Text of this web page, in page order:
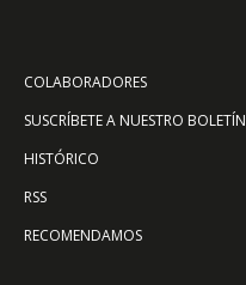
COLABORADORES
SUSCRÍBETE A NUESTRO BOLETÍN
HISTÓRICO
RSS
RECOMENDAMOS